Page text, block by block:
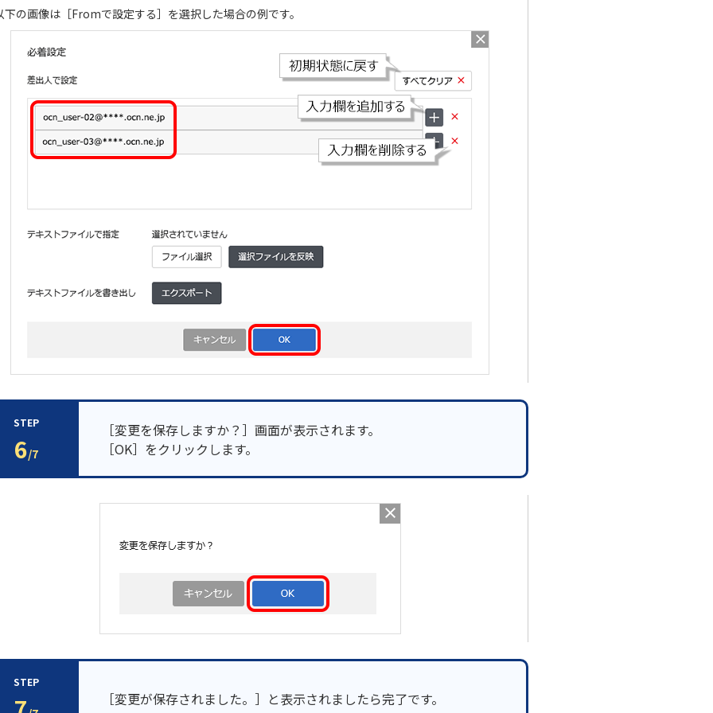
の画像は［Fromで設定する］を選択した場合の例です。
STEP
6/7
［変更を保存しますか？］画面が表示されます。
［OK］をクリックします。
STEP
［変更が保存されました。］と表示されましたら完了です。